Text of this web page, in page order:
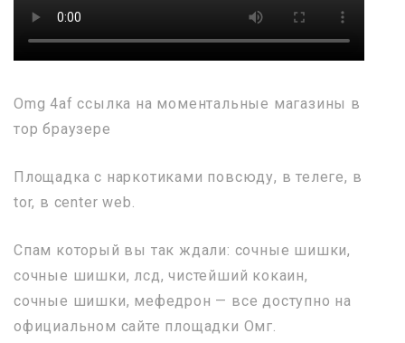
Omg 4af ссылка на моментальные магазины в
тор браузере
Площадка с наркотиками повсюду, в телеге, в
tor, в center web.
Спам который вы так ждали: сочные шишки,
сочные шишки, лсд, чистейший кокаин,
сочные шишки, мефедрон — все доступно на
официальном сайте площадки Омг.